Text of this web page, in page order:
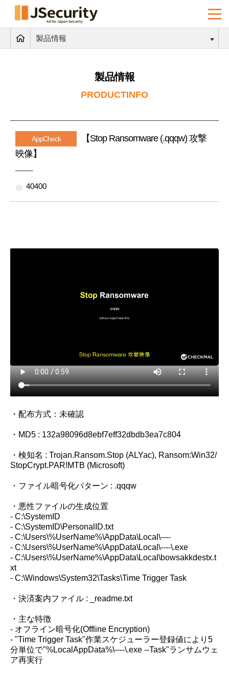
製品情報
製品情報
PRODUCTINFO
AppCheck
【Stop Ransomware (.qqqw) 攻撃
映像】
40400
・配布方式：未確認
・MD5 : 132a98096d8ebf7eff32dbdb3ea7c804
・検知名 : Trojan.Ransom.Stop (ALYac), Ransom:Win32/
StopCrypt.PAR!MTB (Microsoft)
・ファイル暗号化パターン : .qqqw
・悪性ファイルの生成位置
- C:\SystemID
- C:\SystemID\PersonalID.txt
- C:\Users\%UserName%\AppData\Local\----
- C:\Users\%UserName%\AppData\Local\----\.exe
- C:\Users\%UserName%\AppData\Local\bowsakkdestx.t
xt
- C:\Windows\System32\Tasks\Time Trigger Task
・決済案内ファイル : _readme.txt
・主な特徴
- オフライン暗号化(Offline Encryption)
- "Time Trigger Task"作業スケジューラー登録値により5
分単位で"%LocalAppData%\----\.exe --Task"ランサムウェ
ア再実行